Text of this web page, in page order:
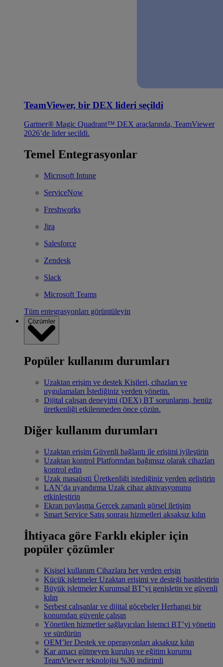
TeamViewer, bir DEX lideri seçildi
Gartner® Magic Quadrant™ DEX araçlarında, TeamViewer
2026’de lider seçildi.
Temel Entegrasyonlar
Microsoft Intune
ServiceNow
Freshworks
Jira
Salesforce
Zendesk
Slack
Microsoft Teams
Tüm entegrasyonları görüntüleyin
Çözümler
Popüler kullanım durumları
Uzaktan erişim ve destek Kişileri, cihazları ve
uygulamaları İstediğiniz yerden yönetin.
Dijital çalışan deneyimi (DEX) BT sorunlarını, henüz
üretkenliği etkilenmeden önce çözün.
Diğer kullanım durumları
Uzaktan erişim Güvenli bağlantı ile erişimi iyileştirin
Uzaktan kontrol Platformdan bağımsız olarak cihazları
kontrol edin
Uzak masaüstü Üretkenliği istediğiniz yerden geliştirin
LAN’da uyandırma Uzak cihaz aktivasyonunu
etkinleştirin
Ekran paylaşma Gerçek zamanlı görsel iletişim
Smart Service Satış sonrası hizmetleri aksaksız kılın
İhtiyaca göre Farklı ekipler için
popüler çözümler
Kişisel kullanım Cihazlara her yerden erişin
Küçük işletmeler Uzaktan erişimi ve desteği basitleştirin
Büyük işletmeler Kurumsal BT’yi genişletin ve güvenli
kılın
Serbest çalışanlar ve dijital göçebeler Herhangi bir
konumdan güvenle çalışın
Yönetilen hizmetler sağlayıcıları İstemci BT’yi yönetin
ve sürdürün
OEM’ler Destek ve operasyonları aksaksız kılın
Kar amacı gütmeyen kuruluş ve eğitim kurumu
TeamViewer teknolojisi %30 indirimli